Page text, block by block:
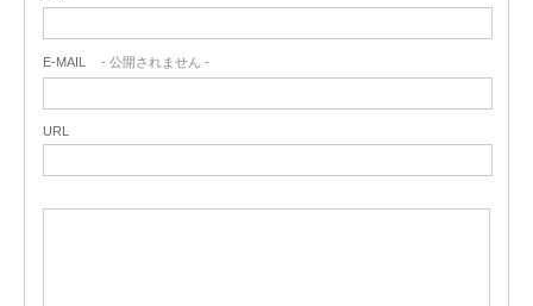
E-MAIL - 公開されません -
URL